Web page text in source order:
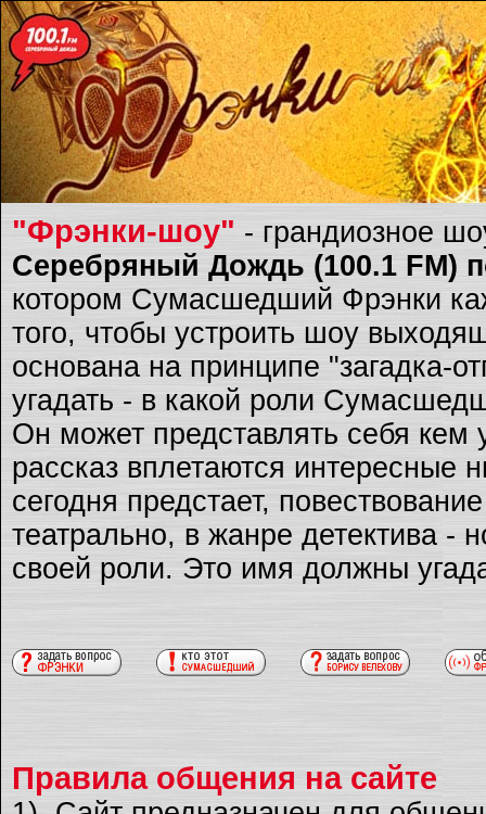
"Фрэнки-шоу" - грандиозное
Серебряный Дождь (100.1 FM)
котором Сумасшедший Фрэнки
того, чтобы устроить шоу
основана на принципе "загадка-
угадать - в какой роли
Он может представлять себя
рассказ вплетаются интересные
сегодня предстает,
театрально, в жанре детектива -
своей роли. Это имя должны
Правила общения на сайте